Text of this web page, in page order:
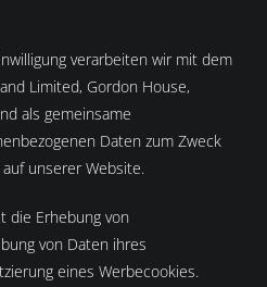
verarbeiten wir mit dem
Limited, Gordon House,
als gemeinsame
Daten zum Zweck
unserer Website.
die Erhebung von
von Daten ihres
eines Werbecookies.